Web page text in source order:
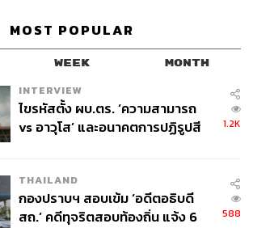
MOST POPULAR
WEEK MONTH
INTERVIEW
ไขรหัสตั้ง ผบ.ตร. ‘ความสามารถ
vs อาวุโส’ และอนาคตการปฏิรูปสี
1.2K
THAILAND
กองปราบฯ สอบเข้ม ‘อดีตอธิบดี
สถ.’ คดีทุจริตสอบท้องถิ่น แจ้ง 6
588